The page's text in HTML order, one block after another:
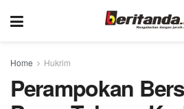
Home Hukrim
Perampokan